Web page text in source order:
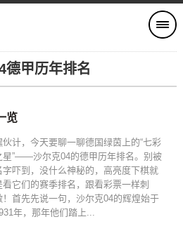
德甲历年排名
览
伙计，今天要聊一聊德国绿茵上的“七彩
星”——沙尔克04的德甲历年排名。别被
字吓到，没什么神秘的，高亮度下棋就
看它们的赛季排名，跟看彩票一样刺
！首先先说一句，沙尔克04的辉煌始于
年，那年他们踏上...